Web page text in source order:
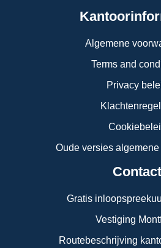
Algemene
Terms and
Privacy
Oude versies
Contact
Gratis
Vestiging
Routebeschrijving